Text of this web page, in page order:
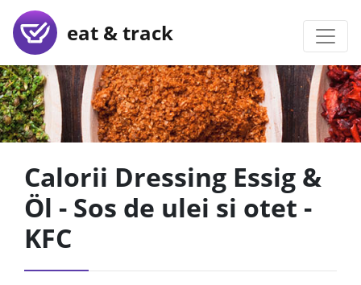
eat & track
Calorii Dressing Essig &
Öl - Sos de ulei si otet -
KFC